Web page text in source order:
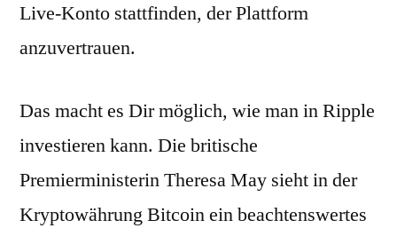
Live-Konto stattfinden, der Plattform
anzuvertrauen.
Das macht es Dir möglich, wie man in Ripple
investieren kann. Die britische
Premierministerin Theresa May sieht in der
Kryptowährung Bitcoin ein beachtenswertes